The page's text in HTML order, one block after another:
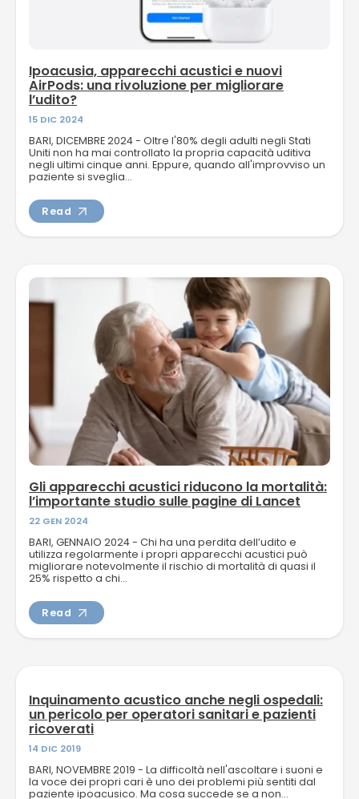
Ipoacusia, apparecchi acustici e nuovi
AirPods: una rivoluzione per migliorare
l’udito?
15 DIC 2024
BARI, DICEMBRE 2024 - Oltre l'80% degli adulti negli Stati
Uniti non ha mai controllato la propria capacità uditiva
negli ultimi cinque anni. Eppure, quando all'improvviso un
paziente si sveglia...
Read
Gli apparecchi acustici riducono la mortalità:
l’importante studio sulle pagine di Lancet
22 GEN 2024
BARI, GENNAIO 2024 - Chi ha una perdita dell’udito e
utilizza regolarmente i propri apparecchi acustici può
migliorare notevolmente il rischio di mortalità di quasi il
25% rispetto a chi...
Read
Inquinamento acustico anche negli ospedali:
un pericolo per operatori sanitari e pazienti
ricoverati
14 DIC 2019
BARI, NOVEMBRE 2019 - La difficoltà nell'ascoltare i suoni e
la voce dei propri cari è uno dei problemi più sentiti dal
paziente ipoacusico. Ma cosa succede se a non...